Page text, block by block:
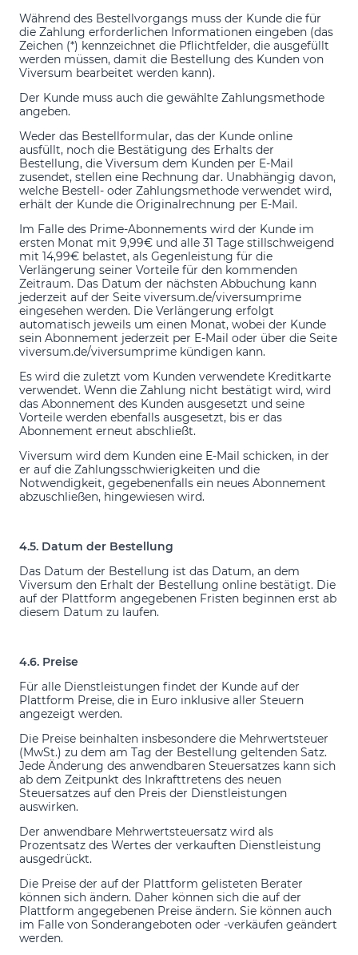
Während des Bestellvorgangs muss der Kunde die für
die Zahlung erforderlichen Informationen eingeben (das
Zeichen (*) kennzeichnet die Pflichtfelder, die ausgefüllt
werden müssen, damit die Bestellung des Kunden von
Viversum bearbeitet werden kann).
Der Kunde muss auch die gewählte Zahlungsmethode
angeben.
Weder das Bestellformular, das der Kunde online
ausfüllt, noch die Bestätigung des Erhalts der
Bestellung, die Viversum dem Kunden per E-Mail
zusendet, stellen eine Rechnung dar. Unabhängig davon,
welche Bestell- oder Zahlungsmethode verwendet wird,
erhält der Kunde die Originalrechnung per E-Mail.
Im Falle des Prime-Abonnements wird der Kunde im
ersten Monat mit 9,99€ und alle 31 Tage stillschweigend
mit 14,99€ belastet, als Gegenleistung für die
Verlängerung seiner Vorteile für den kommenden
Zeitraum. Das Datum der nächsten Abbuchung kann
jederzeit auf der Seite viversum.de/viversumprime
eingesehen werden. Die Verlängerung erfolgt
automatisch jeweils um einen Monat, wobei der Kunde
sein Abonnement jederzeit per E-Mail oder über die Seite
viversum.de/viversumprime kündigen kann.
Es wird die zuletzt vom Kunden verwendete Kreditkarte
verwendet. Wenn die Zahlung nicht bestätigt wird, wird
das Abonnement des Kunden ausgesetzt und seine
Vorteile werden ebenfalls ausgesetzt, bis er das
Abonnement erneut abschließt.
Viversum wird dem Kunden eine E-Mail schicken, in der
er auf die Zahlungsschwierigkeiten und die
Notwendigkeit, gegebenenfalls ein neues Abonnement
abzuschließen, hingewiesen wird.
4.5. Datum der Bestellung
Das Datum der Bestellung ist das Datum, an dem
Viversum den Erhalt der Bestellung online bestätigt. Die
auf der Plattform angegebenen Fristen beginnen erst ab
diesem Datum zu laufen.
4.6. Preise
Für alle Dienstleistungen findet der Kunde auf der
Plattform Preise, die in Euro inklusive aller Steuern
angezeigt werden.
Die Preise beinhalten insbesondere die Mehrwertsteuer
(MwSt.) zu dem am Tag der Bestellung geltenden Satz.
Jede Änderung des anwendbaren Steuersatzes kann sich
ab dem Zeitpunkt des Inkrafttretens des neuen
Steuersatzes auf den Preis der Dienstleistungen
auswirken.
Der anwendbare Mehrwertsteuersatz wird als
Prozentsatz des Wertes der verkauften Dienstleistung
ausgedrückt.
Die Preise der auf der Plattform gelisteten Berater
können sich ändern. Daher können sich die auf der
Plattform angegebenen Preise ändern. Sie können auch
im Falle von Sonderangeboten oder -verkäufen geändert
werden.